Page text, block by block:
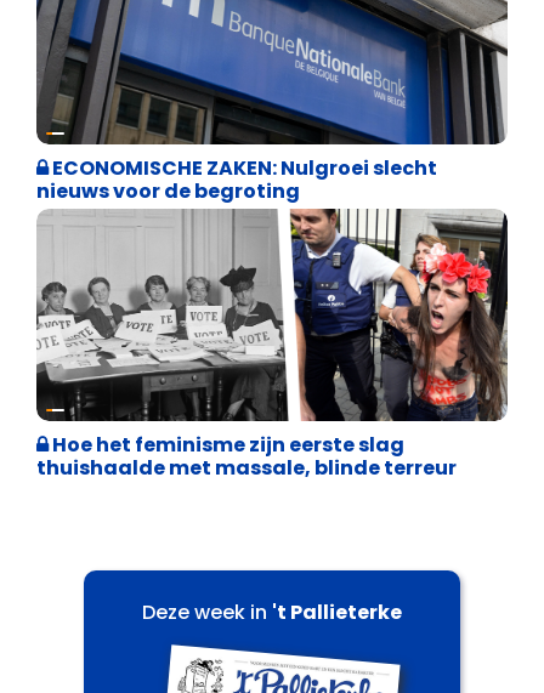
Binnenland politiek
ECONOMISCHE ZAKEN: Nulgroei slecht
nieuws voor de begroting
Cultuuroorlog
Hoe het feminisme zijn eerste slag
thuishaalde met massale, blinde terreur
Deze week in 't Pallieterke